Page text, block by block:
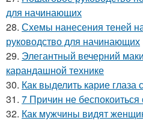
для начинающих
28. Схемы нанесения теней
руководство для начинающих
29. Элегантный вечерний
карандашной технике
30. Как выделить карие
31. 7 Причин не беспокоиться
32. Как мужчины видят